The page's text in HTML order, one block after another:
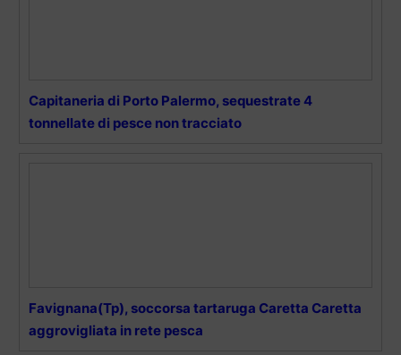
Capitaneria di Porto Palermo, sequestrate 4
tonnellate di pesce non tracciato
Favignana(Tp), soccorsa tartaruga Caretta Caretta
aggrovigliata in rete pesca